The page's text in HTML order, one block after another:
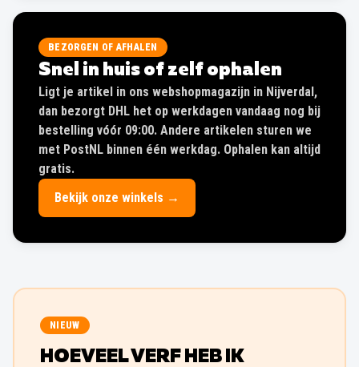
BEZORGEN OF AFHALEN
Snel in huis of zelf ophalen
Ligt je artikel in ons webshopmagazijn in Nijverdal,
dan bezorgt DHL het op werkdagen vandaag nog bij
bestelling vóór 09:00. Andere artikelen sturen we
met PostNL binnen één werkdag. Ophalen kan altijd
gratis.
Bekijk onze winkels →
NIEUW
HOEVEEL VERF HEB IK